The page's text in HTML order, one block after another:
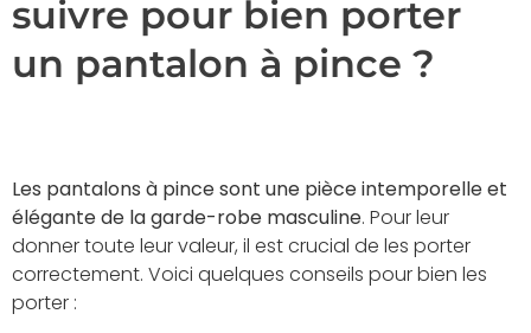
suivre pour bien porter
un pantalon à pince ?
Les pantalons à pince sont une pièce intemporelle et
élégante de la garde-robe masculine. Pour leur
donner toute leur valeur, il est crucial de les porter
correctement. Voici quelques conseils pour bien les
porter :